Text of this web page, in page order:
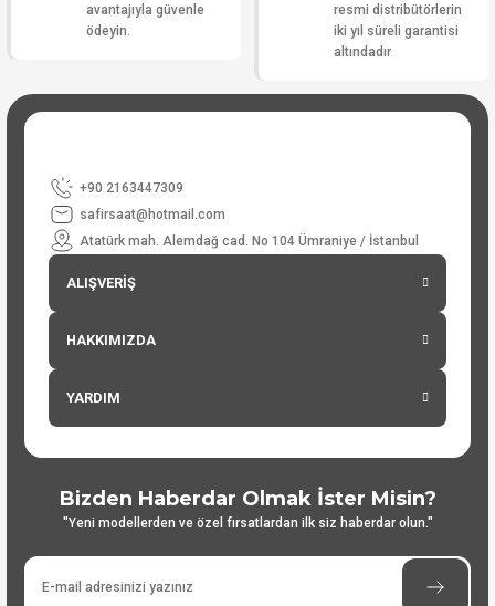
avantajıyla güvenle
ödeyin.
resmi distribütörlerin
iki yıl süreli garantisi
altındadır
+90 2163447309
safirsaat@hotmail.com
Atatürk mah. Alemdağ cad. No 104 Ümraniye / İstanbul
ALIŞVERİŞ
HAKKIMIZDA
YARDIM
Bizden Haberdar Olmak İster Misin?
"Yeni modellerden ve özel fırsatlardan ilk siz haberdar olun."